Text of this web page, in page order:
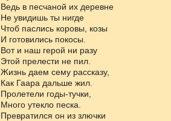
Ведь в песчаной их деревне
Не увидишь ты нигде
Чтоб паслись коровы, козы
И готовились покосы.
Вот и наш герой ни разу
Этой прелести не пил.
Жизнь даем сему рассказу,
Как Гаара дальше жил.
Пролетели годы-тучки,
Много утекло песка.
Превратился он из злючки